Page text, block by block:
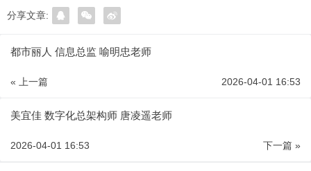
分享文章:
都市丽人 信息总监 喻明忠老师
« 上一篇 2026-04-01 16:53
美宜佳 数字化总架构师 唐凌遥老师
下一篇 »
2026-04-01 16:53